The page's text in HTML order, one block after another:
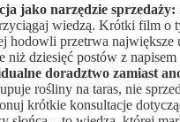
jako narzędzie sprzedaży:
wiedzą. Krótki film o
hodowli przetrwa największe
niż dziesięć postów z napisem
doradztwo zamiast
rośliny na taras, nie
krótkie konsultacje